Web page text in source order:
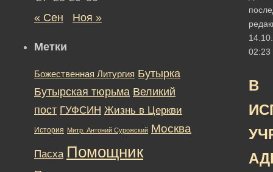
02:23
В
« Сен
Ноя »
Метки
Божественная Литургия Бутырка
Бутырская тюрьма Великий
пост ГУФСИН Жизнь в Церкви
История Митр. Антоний Сурожский Москва
Пасха Помощник